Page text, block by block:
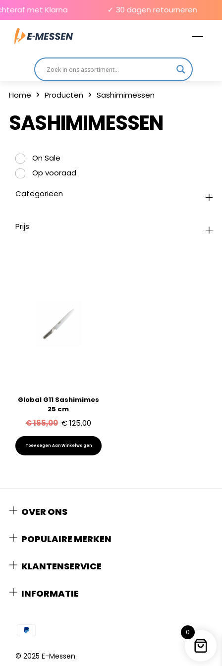
Skip
to
content
met Klarna ✓ 30 dagen retourneren
Home Producten Sashimimessen
SASHIMIMESSEN
On Sale
Op vooraad
Categorieën
Prijs
Global G11 Sashimimes
25 cm
€165,00 Oorspronkelijke
prijs
€125,00
prijs
is:
Toevoegen Aan Winkelwagen
OVER ONS
POPULAIRE MERKEN
KLANTENSERVICE
INFORMATIE
© 2025 E-Messen.
0